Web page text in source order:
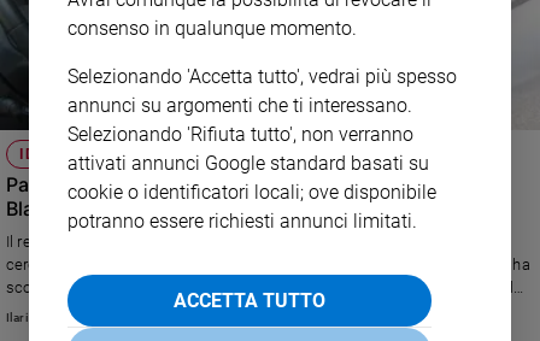
IDEE 2.0
Padre Jean-Luc Morin: il prete che evangelizza in
BlaBlaCar
Il religioso francese è iscritto al sito che mette in contatto chi offre e chi
cerca passaggi in auto. Ha iniziato per condividere il costo dei viaggi, poi ha
scoperto che è un modo moderno ed efficace per incontrare la gente. «Al
volante ho fatto di tutto: dalla direzione spirituale ai consigli matrimoniali»
Ilaria Beretta
consenso in qualunque momento.
Selezionando 'Accetta tutto', vedrai più spesso
annunci su argomenti che ti interessano.
Selezionando 'Rifiuta tutto', non verranno
attivati annunci Google standard basati su
cookie o identificatori locali; ove disponibile
potranno essere richiesti annunci limitati.
ACCETTA TUTTO